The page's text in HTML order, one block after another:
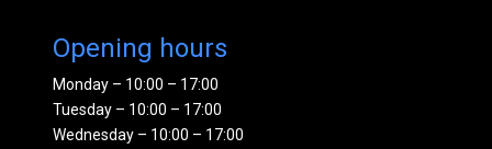
Opening hours
Monday – 10:00 – 17:00
Tuesday – 10:00 – 17:00
Wednesday – 10:00 – 17:00